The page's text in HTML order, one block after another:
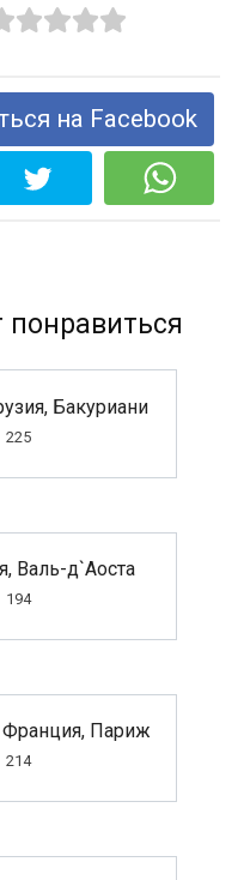
на Facebook
Бакуриани
225
Валь-д`Аоста
194
Париж
214